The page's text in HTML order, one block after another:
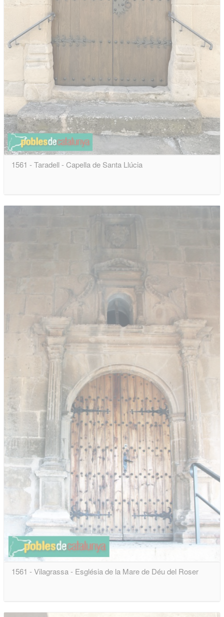
1561 - Taradell - Capella de Santa Llúcia
1561 - Vilagrassa - Església de la Mare de Déu del Roser